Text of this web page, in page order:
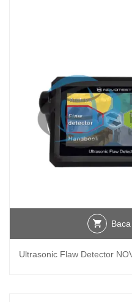
Ultrasonic Flaw Detector